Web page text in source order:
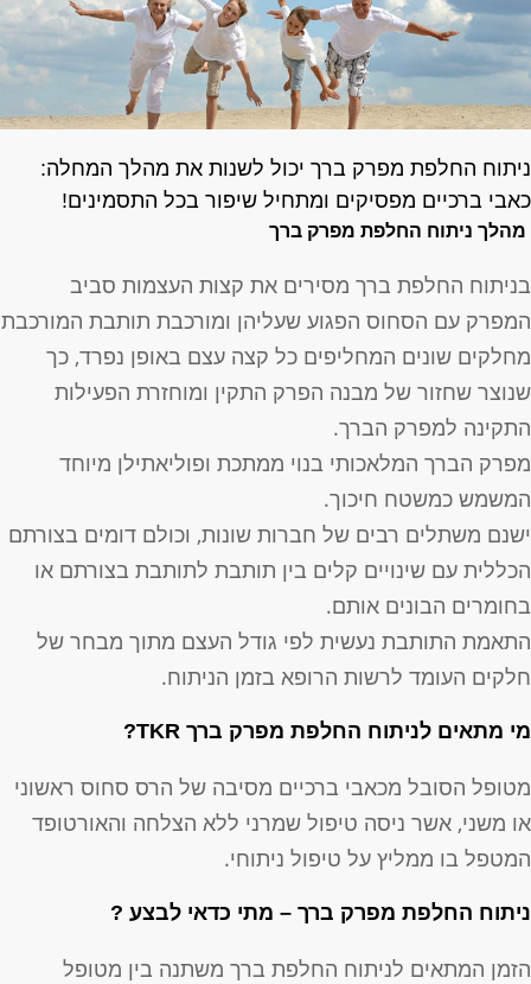
ניתוח החלפת מפרק ברך יכול לשנות את מהלך המחלה:
כאבי ברכיים מפסיקים ומתחיל שיפור בכל התסמינים!
מהלך ניתוח החלפת מפרק ברך
בניתוח החלפת ברך מסירים את קצות העצמות סביב
המפרק עם הסחוס הפגוע שעליהן ומורכבת תותבת המורכבת
מחלקים שונים המחליפים כל קצה עצם באופן נפרד, כך
שנוצר שחזור של מבנה הפרק התקין ומוחזרת הפעילות
התקינה למפרק הברך.
מפרק הברך המלאכותי בנוי ממתכת ופוליאתילן מיוחד
המשמש כמשטח חיכוך.
ישנם משתלים רבים של חברות שונות, וכולם דומים בצורתם
הכללית עם שינויים קלים בין תותבת לתותבת בצורתם או
בחומרים הבונים אותם.
התאמת התותבת נעשית לפי גודל העצם מתוך מבחר של
חלקים העומד לרשות הרופא בזמן הניתוח.
מי מתאים לניתוח החלפת מפרק ברך TKR?
מטופל הסובל מכאבי ברכיים מסיבה של הרס סחוס ראשוני
או משני, אשר ניסה טיפול שמרני ללא הצלחה והאורטופד
המטפל בו ממליץ על טיפול ניתוחי.
ניתוח החלפת מפרק ברך – מתי כדאי לבצע ?
הזמן המתאים לניתוח החלפת ברך משתנה בין מטופל